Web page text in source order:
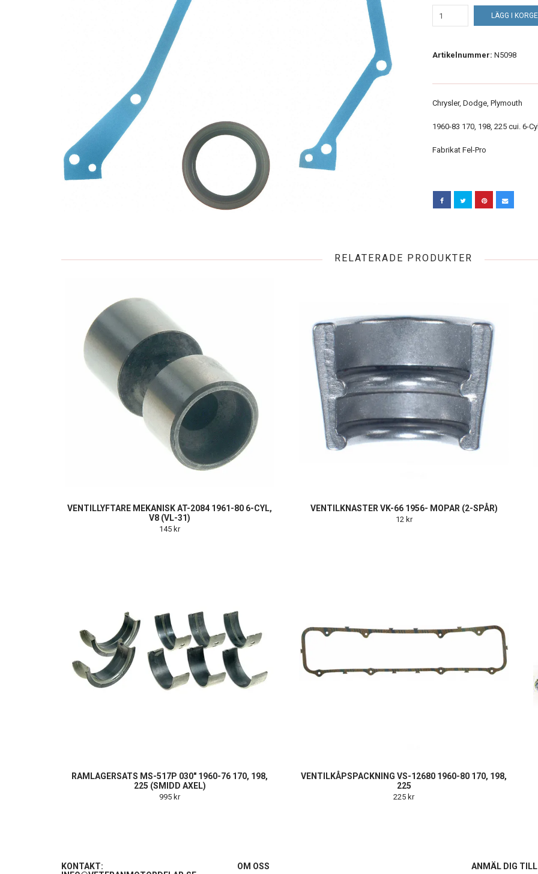
LÄGG I
Artikelnummer: N5098
Chrysler, Dodge, Plymouth
1960-83 170, 198, 225 cui. 6-
Fabrikat Fel-Pro
RELATERADE PRODUKTER
VENTILLYFTARE MEKANISK AT-2084 1961-80 6-CYL,
V8 (VL-31)
145 kr
VENTILKNASTER VK-66 1956- MOPAR (2-SPÅR)
12 kr
RAMLAGERSATS MS-517P 030" 1960-76 170, 198,
225 (SMIDD AXEL)
995 kr
VENTILKÅPSPACKNING VS-12680 1960-80 170, 198,
225
225 kr
KONTAKT:
OM OSS ANMÄL DIG TILL